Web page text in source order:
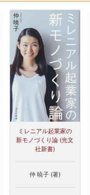
ミレニアル起業家の
新モノづくり論 (光文
社新書)
仲 暁子 (著)